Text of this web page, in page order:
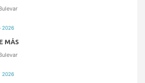
2026
MÁS
2026